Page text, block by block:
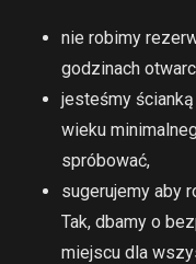
nie robimy
godzinach
jesteśmy
wieku
spróbować,
sugerujemy aby
Tak, dbamy o
miejscu dla